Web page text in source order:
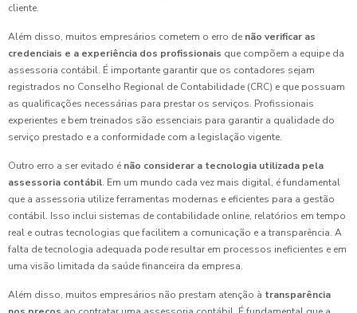
cliente.
Além disso, muitos empresários cometem o erro de não verificar as
credenciais e a experiência dos profissionais que compõem a equipe da
assessoria contábil. É importante garantir que os contadores sejam
registrados no Conselho Regional de Contabilidade (CRC) e que possuam
as qualificações necessárias para prestar os serviços. Profissionais
experientes e bem treinados são essenciais para garantir a qualidade do
serviço prestado e a conformidade com a legislação vigente.
Outro erro a ser evitado é não considerar a tecnologia utilizada pela
assessoria contábil. Em um mundo cada vez mais digital, é fundamental
que a assessoria utilize ferramentas modernas e eficientes para a gestão
contábil. Isso inclui sistemas de contabilidade online, relatórios em tempo
real e outras tecnologias que facilitem a comunicação e a transparência. A
falta de tecnologia adequada pode resultar em processos ineficientes e em
uma visão limitada da saúde financeira da empresa.
Além disso, muitos empresários não prestam atenção à transparência